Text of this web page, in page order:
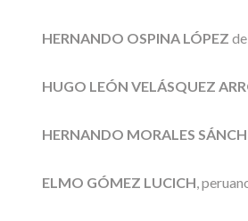
HERNANDO OSPINA LÓPEZ
HUGO LEÓN VELÁSQUEZ
HERNANDO MORALES
ELMO GÓMEZ LUCICH,